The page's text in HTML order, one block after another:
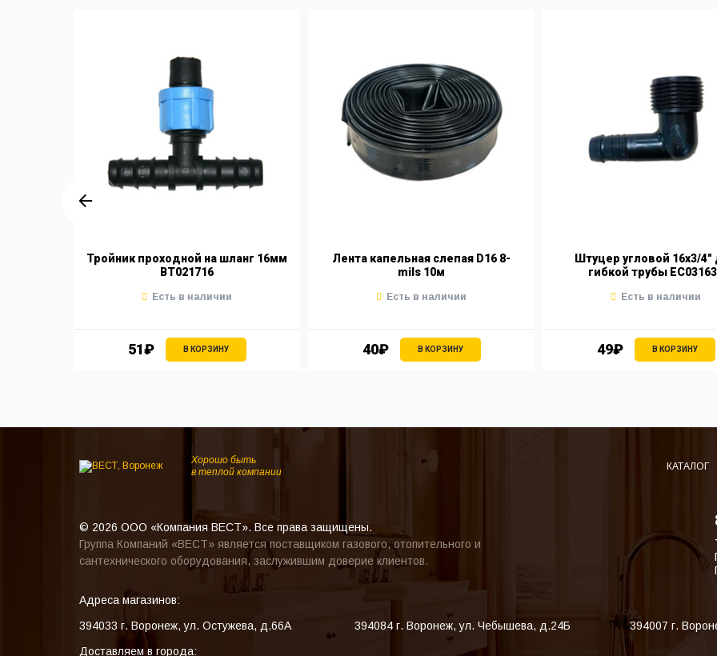
Тройник проходной на шланг 16мм
BT021716
51₽ В КОРЗИНУ
Есть в наличии
Лента капельная слепая D16 8-
mils 10м
40₽ В КОРЗИНУ
Есть в наличии
Штуцер угловой 16х3/4"
гибкой трубы
49₽ В КОРЗИНУ
Есть в наличии
Хорошо быть
в теплой компании
КАТАЛОГ
© 2026 ООО «Компания ВЕСТ». Все права защищены.
Группа Компаний «ВЕСТ» является поставщиком газового, отопительного и
сантехнического оборудования, заслужившим доверие клиентов.
Адреса магазинов:
394033 г. Воронеж,ул. Остужева, д.66А 394084 г. Воронеж,ул. Чебышева, д.24Б 394007 г.
Доставляем в города: